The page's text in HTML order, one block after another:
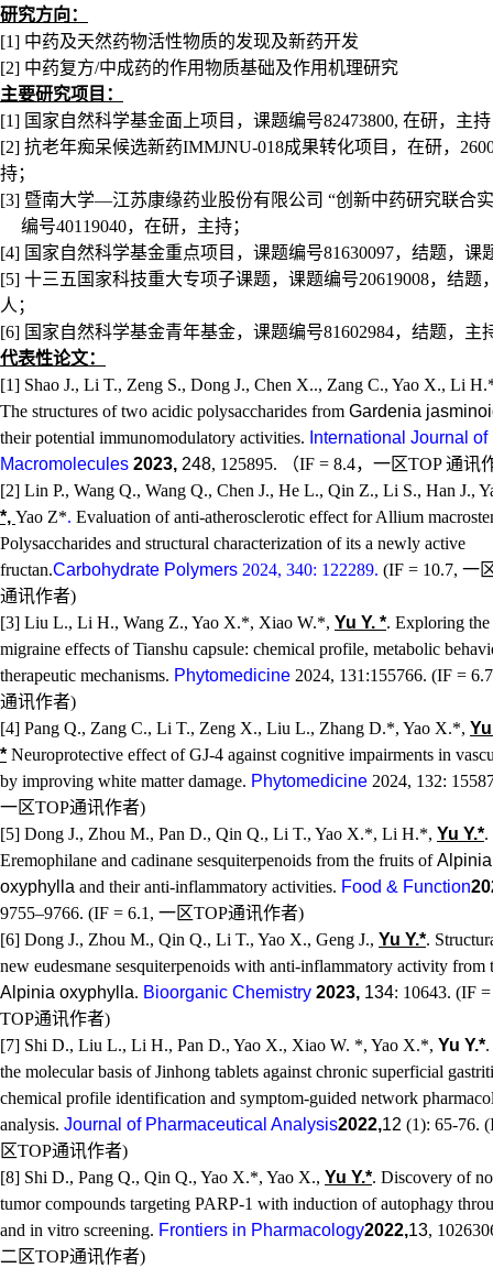
研究方向：
[1] 中药及天然药物活性物质的发现及新药开发
[2] 中药复方/中成药的作用物质基础及作用机理研究
主要研究项目：
[1] 国家自然科学基金面上项目，课题编号82473800, 在研，主
[2] 抗老年痴呆候选新药IMMJNU-018成果转化项目，在研，
持；
[3] 暨南大学—江苏康缘药业股份有限公司 “创新中药研究联合
编号40119040，在研，主持；
[4] 国家自然科学基金重点项目，课题编号81630097，结题，课
[5] 十三五国家科技重大专项子课题，课题编号20619008，结题
人；
[6] 国家自然科学基金青年基金，课题编号81602984，结题，主
代表性论文：
[1] Shao J., Li T., Zeng S., Dong J., Chen X.., Zang C., Yao X., Li
The structures of two acidic polysaccharides from Gardenia
their potential immunomodulatory activities. International Journal
Macromolecules 2023, 248, 125895. （IF = 8.4，一区TOP通讯
[2] Lin P., Wang Q., Wang Q., Chen J., He L., Qin Z., Li S., Han J.,
*, Yao Z*. Evaluation of anti-atherosclerotic effect for Allium
Polysaccharides and structural characterization of its a newly active
fructan.Carbohydrate Polymers 2024, 340: 122289. (IF = 10.7, 一
通讯作者)
[3] Liu L., Li H., Wang Z., Yao X.*, Xiao W.*, Yu Y. *. Exploring the
migraine effects of Tianshu capsule: chemical profile, metabolic
therapeutic mechanisms. Phytomedicine 2024, 131:155766. (IF =
通讯作者)
[4] Pang Q., Zang C., Li T., Zeng X., Liu L., Zhang D.*, Yao X.*,
* Neuroprotective effect of GJ-4 against cognitive impairments in
by improving white matter damage. Phytomedicine 2024, 132:
一区TOP通讯作者)
[5] Dong J., Zhou M., Pan D., Qin Q., Li T., Yao X.*, Li H.*, Yu Y.*.
Eremophilane and cadinane sesquiterpenoids from the fruits ofAlpinia
oxyphylla and their anti-inflammatory activities. Food & Function
9755–9766. (IF = 6.1, 一区TOP通讯作者)
[6] Dong J., Zhou M., Qin Q., Li T., Yao X., Geng J., Yu Y.*.
new eudesmane sesquiterpenoids with anti-inflammatory activity from
Alpinia oxyphylla. Bioorganic Chemistry 2023, 134: 10643. (IF
TOP通讯作者)
[7] Shi D., Liu L., Li H., Pan D., Yao X., Xiao W. *, Yao X.*, Yu Y.*
the molecular basis of Jinhong tablets against chronic superficial
chemical profile identification and symptom-guided network
analysis. Journal of Pharmaceutical Analysis2022,12 (1): 65-76.
区TOP通讯作者)
[8] Shi D., Pang Q., Qin Q., Yao X.*, Yao X., Yu Y.*. Discovery of
tumor compounds targeting PARP-1 with induction of autophagy
and in vitro screening. Frontiers in Pharmacology2022,13,
二区TOP通讯作者)